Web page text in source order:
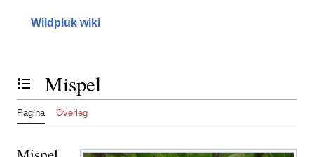
inhoud
springen
Wildpluk wiki
Inhoudsopgave tonen of verbergen
Mispel
Pagina Overleg